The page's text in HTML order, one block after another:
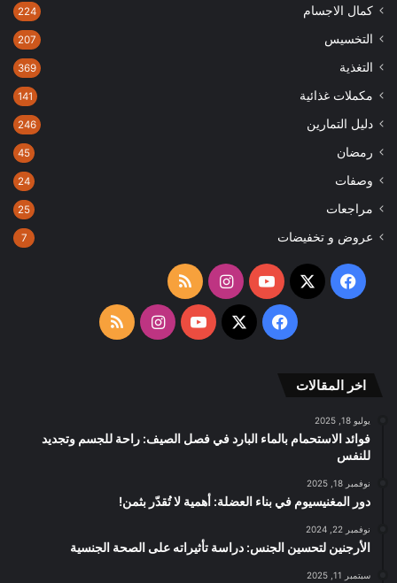
كمال الاجسام 224
التخسيس 207
التغذية 369
مكملات غذائية 141
دليل التمارين 246
رمضان 45
وصفات 24
مراجعات 25
عروض و تخفيضات 7
فيسبوك
‫X
‫YouTubeانستقرامملخص
الموقع
فيسبوك
‫X
‫YouTubeانستقرامملخص
اخر المقالات
يوليو 18, 2025
فوائد الاستحمام بالماء البارد في فصل الصيف: راحة للجسم وتجديد
للنفس
نوفمبر 18, 2025
دور المغنيسيوم في بناء العضلة: أهمية لا تُقدّر بثمن!
نوفمبر 22, 2024
الأرجنين لتحسين الجنس: دراسة تأثيراته على الصحة الجنسية
سبتمبر 11, 2025